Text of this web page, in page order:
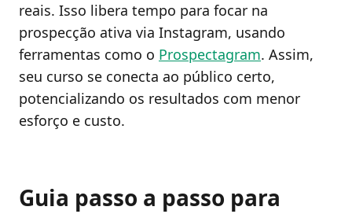
reais. Isso libera tempo para focar na
prospecção ativa via Instagram, usando
ferramentas como o Prospectagram. Assim,
seu curso se conecta ao público certo,
potencializando os resultados com menor
esforço e custo.
Guia passo a passo para